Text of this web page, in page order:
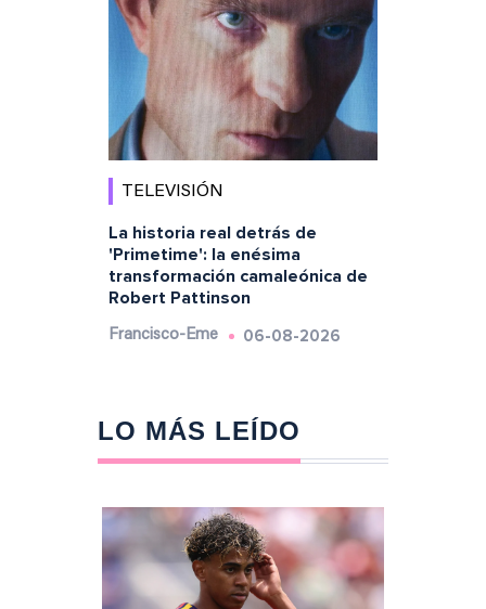
TELEVISIÓN
La historia real detrás de
'Primetime': la enésima
transformación camaleónica de
Robert Pattinson
Francisco-Eme 06-08-2026
LO MÁS LEÍDO